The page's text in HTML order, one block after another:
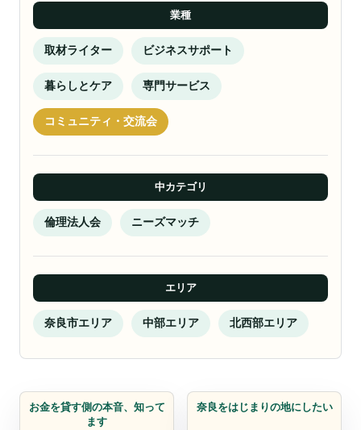
業種
取材ライター ビジネスサポート
暮らしとケア 専門サービス
コミュニティ・交流会
中カテゴリ
倫理法人会 ニーズマッチ
エリア
奈良市エリア 中部エリア 北西部エリア
お金を貸す側の本音、知って
ます
奈良をはじまりの地にしたい